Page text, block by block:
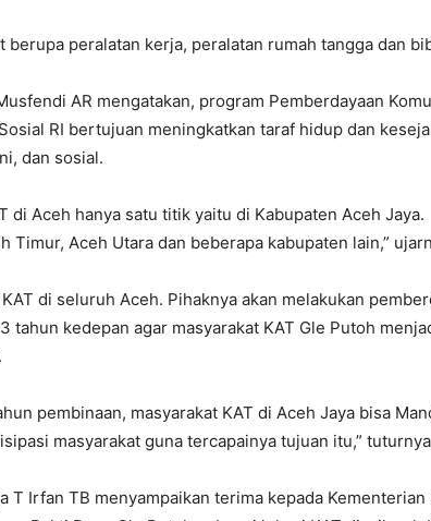
peralatan kerja, peralatan rumah tangga dan
AR mengatakan, program Pemberdayaan
RI bertujuan meningkatkan taraf hidup dan
dan sosial.
di Aceh hanya satu titik yaitu di Kabupaten Aceh Jaya.
Timur, Aceh Utara dan beberapa kabupaten lain,”
di seluruh Aceh. Pihaknya akan melakukan
tahun kedepan agar masyarakat KAT Gle Putoh
pembinaan, masyarakat KAT di Aceh Jaya bisa
masyarakat guna tercapainya tujuan itu,”
T Irfan TB menyampaikan terima kepada Kementerian